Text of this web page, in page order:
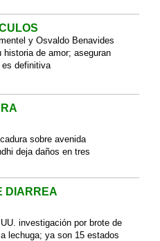
y Osvaldo Benavides
historia de amor; aseguran
es definitiva
sobre avenida
deja daños en tres
DIARREA
investigación por brote de
lechuga; ya son 15 estados